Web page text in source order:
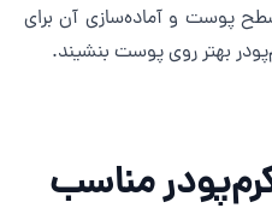
و آماده‌سازی آن برای
روی پوست بنشیند.
مناسب